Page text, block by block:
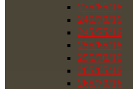
235/85/16
245/70/16
245/75/16
255/65/16
255/70/16
265/65/16
265/70/16